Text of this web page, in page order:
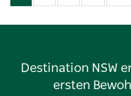
Destination NSW
ersten